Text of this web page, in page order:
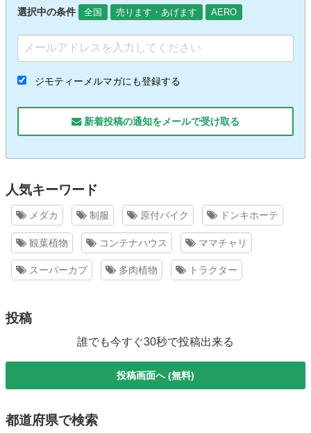
選択中の条件 全国 売ります・あげます AERO
ジモティーメルマガにも登録する
新着投稿の通知をメールで受け取る
人気キーワード
メダカ 制服 原付バイク ドンキホーテ
観葉植物 コンテナハウス ママチャリ
スーパーカブ 多肉植物 トラクター
投稿
誰でも今すぐ30秒で投稿出来る
投稿画面へ (無料)
都道府県で検索